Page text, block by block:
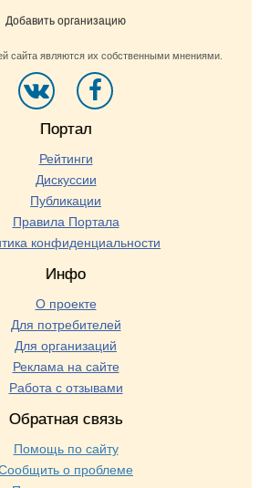
Добавить организацию
сайта являются их собственными мнениями.
Портал
Рейтинги
Дискуссии
Публикации
Правила Портала
конфиденциальности
Инфо
О проекте
Для потребителей
Для организаций
Реклама на сайте
Работа с отзывами
Обратная связь
Помощь по сайту
о проблеме